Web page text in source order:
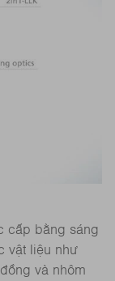
cấp bằng sáng
vật liệu như
và nhôm